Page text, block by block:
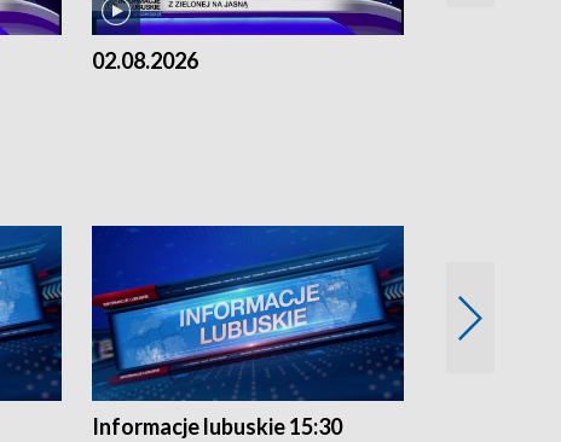
02.08.2026
Informacje lubuskie 15:30